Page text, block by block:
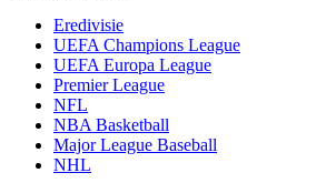
Eredivisie
UEFA Champions League
UEFA Europa League
Premier League
NFL
NBA Basketball
Major League Baseball
NHL